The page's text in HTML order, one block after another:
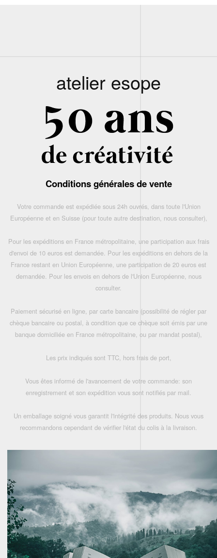
atelier esope
Conditions générales de vente
Votre commande est expédiée sous 24h ouvrés, dans toute l'Union
Européenne et en Suisse (pour toute autre destination, nous consulter),
Pour les expéditions en France métropolitaine, une participation aux frais
d'envoi de 10 euros est demandée. Pour les expéditions en dehors de la
France restant en Union Européenne, une participation de 20 euros est
demandée. Pour les envois en dehors de l'Union Européenne, nous
consulter.
Paiement sécurisé en ligne, par carte bancaire (possibilité de régler par
chèque bancaire ou postal, à condition que ce chèque soit émis par une
banque domiciliée en France métropolitaine, ou par mandat postal),
Les prix indiqués sont TTC, hors frais de port,
Vous êtes informé de l'avancement de votre commande: son
enregistrement et son expédition vous sont notifiés par mail.
Un emballage soigné vous garantit l'intégrité des produits. Nous vous
recommandons cependant de vérifier l'état du colis à la livraison.